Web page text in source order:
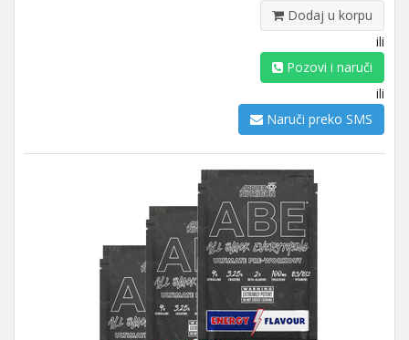
Dodaj u korpu
ili
Pozovi i naruči
ili
Naruči preko SMS